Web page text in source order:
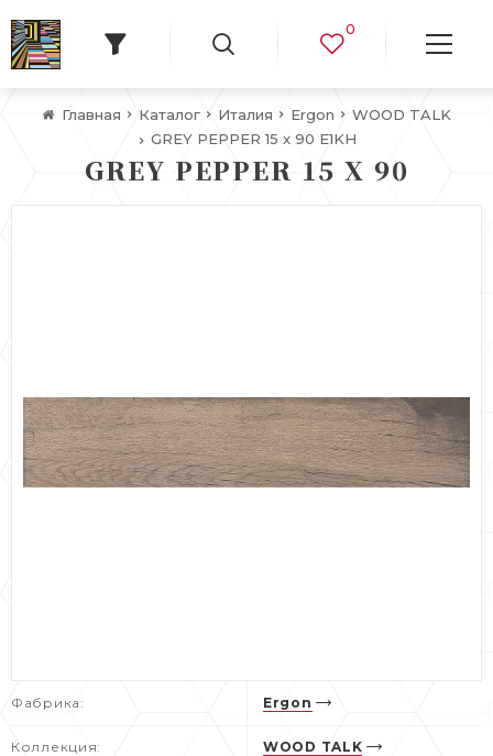
0
Главная Каталог Италия Ergon
WOOD TALK
GREY PEPPER 15 x 90 E1KH
GREY PEPPER 15 X 90
Фабрика: Ergon
Коллекция: WOOD TALK